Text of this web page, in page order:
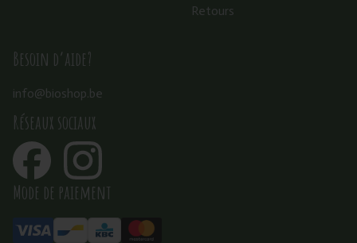
Retours
Besoin d’aide?
info@bioshop.be
Réseaux sociaux
Mode de paiement